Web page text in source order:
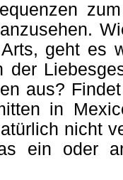
geht es
der
aus?
in
nicht
ein oder